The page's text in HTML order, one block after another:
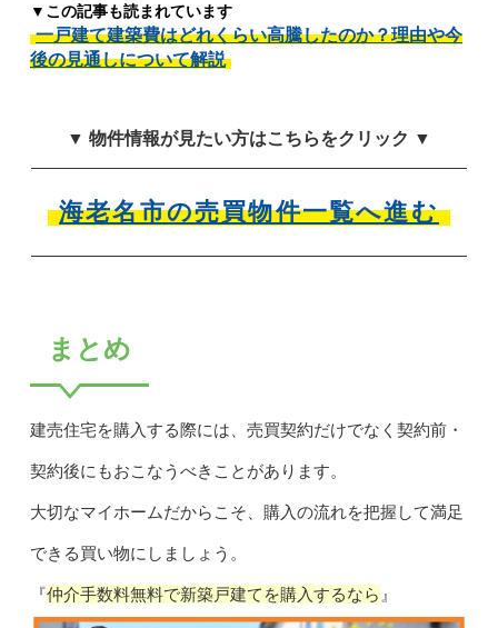
▼この記事も読まれています
一戸建て建築費はどれくらい高騰したのか？理由や今
後の見通しについて解説
▼ 物件情報が見たい方はこちらをクリック ▼
海老名市の売買物件一覧へ進む
まとめ
建売住宅を購入する際には、売買契約だけでなく契約前・
契約後にもおこなうべきことがあります。
大切なマイホームだからこそ、購入の流れを把握して満足
できる買い物にしましょう。
『仲介手数料無料で新築戸建てを購入するなら 』